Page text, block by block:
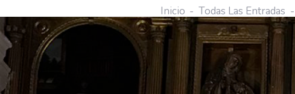
Inicio Todas Las Entradas